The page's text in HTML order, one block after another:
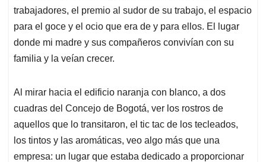
trabajadores, el premio al sudor de su trabajo, el espacio
para el goce y el ocio que era de y para ellos. El lugar
donde mi madre y sus compañeros convivían con su
familia y la veían crecer.
Al mirar hacia el edificio naranja con blanco, a dos
cuadras del Concejo de Bogotá, ver los rostros de
aquellos que lo transitaron, el tic tac de los tecleados,
los tintos y las aromáticas, veo algo más que una
empresa: un lugar que estaba dedicado a proporcionar